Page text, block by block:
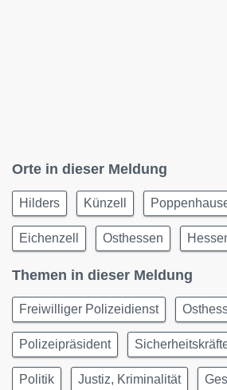
Orte in dieser Meldung
Hilders Künzell
Eichenzell Osthessen
Themen in dieser Meldung
Freiwilliger Polizeidienst
Polizeipräsident
Politik Justiz, Kriminalität